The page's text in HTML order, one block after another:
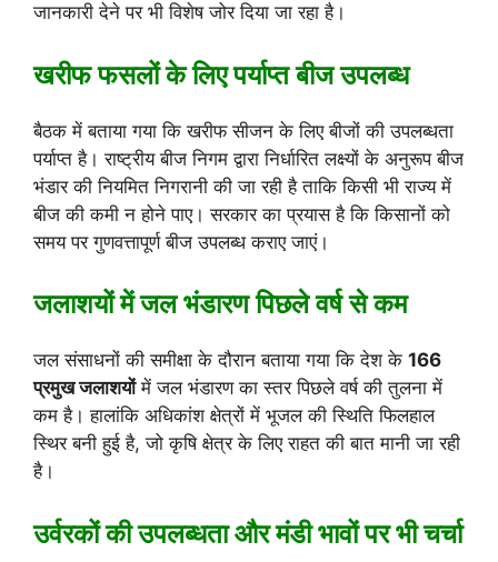
जानकारी देने पर भी विशेष जोर दिया जा रहा है।
खरीफ फसलों के लिए पर्याप्त बीज उपलब्ध
बैठक में बताया गया कि खरीफ सीजन के लिए बीजों की उपलब्धता
पर्याप्त है। राष्ट्रीय बीज निगम द्वारा निर्धारित लक्ष्यों के अनुरूप बीज
भंडार की नियमित निगरानी की जा रही है ताकि किसी भी राज्य में
बीज की कमी न होने पाए। सरकार का प्रयास है कि किसानों को
समय पर गुणवत्तापूर्ण बीज उपलब्ध कराए जाएं।
जलाशयों में जल भंडारण पिछले वर्ष से कम
जल संसाधनों की समीक्षा के दौरान बताया गया कि देश के 166
प्रमुख जलाशयोंमें जल भंडारण का स्तर पिछले वर्ष की तुलना में
कम है। हालांकि अधिकांश क्षेत्रों में भूजल की स्थिति फिलहाल
स्थिर बनी हुई है, जो कृषि क्षेत्र के लिए राहत की बात मानी जा रही
है।
उर्वरकों की उपलब्धता और मंडी भावों पर भी चर्चा